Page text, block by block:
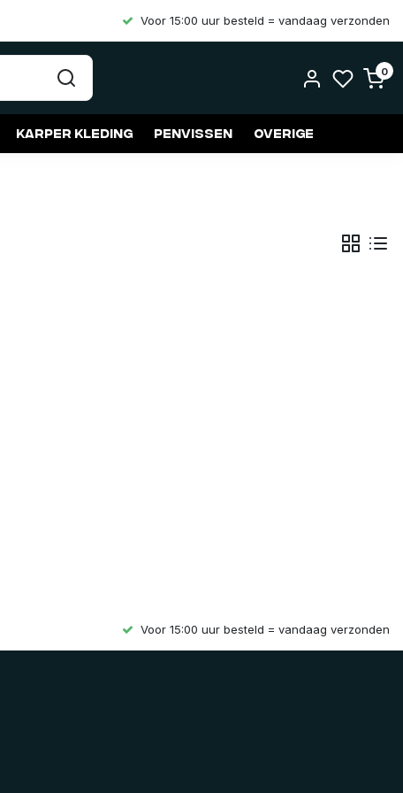
Voor 15:00 uur besteld = vandaag verzonden
0
Karper kleding Penvissen Overige
Voor 15:00 uur besteld = vandaag verzonden